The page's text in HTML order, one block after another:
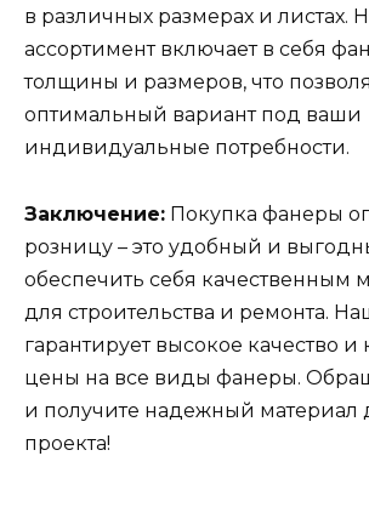
в различных размерах и листах.
ассортимент включает в себя
толщины и размеров, что
оптимальный вариант под ваши
индивидуальные потребности.
Заключение: Покупка фанеры
розницу – это удобный и
обеспечить себя качественным
для строительства и ремонта.
гарантирует высокое качество
цены на все виды фанеры.
и получите надежный материал
проекта!